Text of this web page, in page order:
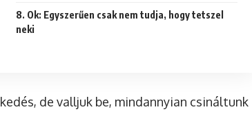
8. Ok: Egyszerűen csak nem tudja, hogy tetszel
neki
de valljuk be, mindannyian csináltunk